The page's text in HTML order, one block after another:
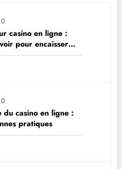
0
casino en ligne :
pour encaisser
0
du casino en ligne :
pratiques